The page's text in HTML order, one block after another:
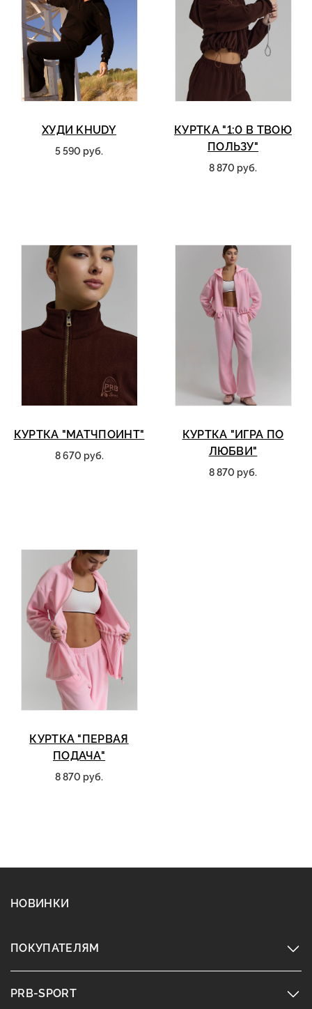
ХУДИ KHUDY
5 590 руб.
КУРТКА "1:0 В ТВОЮ
ПОЛЬЗУ"
8 870 руб.
КУРТКА "МАТЧПОИНТ"
8 670 руб.
КУРТКА "ИГРА ПО
ЛЮБВИ"
8 870 руб.
КУРТКА "ПЕРВАЯ
ПОДАЧА"
8 870 руб.
НОВИНКИ
ПОКУПАТЕЛЯМ
PRB-SPORT